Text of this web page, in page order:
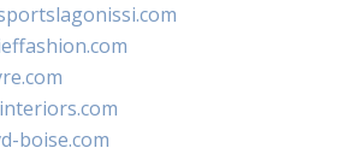
boise.com